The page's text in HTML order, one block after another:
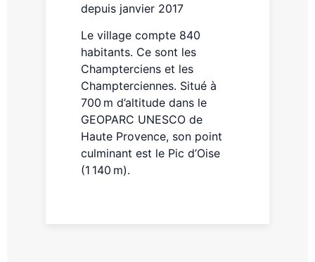
depuis janvier 2017
Le village compte 840
habitants. Ce sont les
Champterciens et les
Champterciennes. Situé à
700 m d’altitude dans le
GEOPARC UNESCO de
Haute Provence, son point
culminant est le Pic d’Oise
(1 140 m).